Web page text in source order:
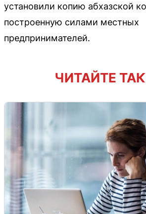
установили копию абхазской
построенную силами местных
предпринимателей.
ЧИТАЙТЕ